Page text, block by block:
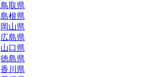
鳥取県
島根県
岡山県
広島県
山口県
徳島県
香川県